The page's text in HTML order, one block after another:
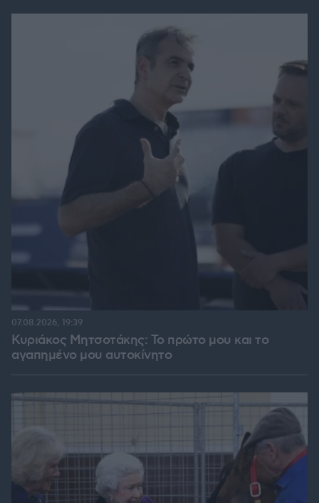
Κυριάκος Μητσοτάκης: Το πρώτο μου και το
αγαπημένο μου αυτοκίνητο
07.08.2026, 19:39